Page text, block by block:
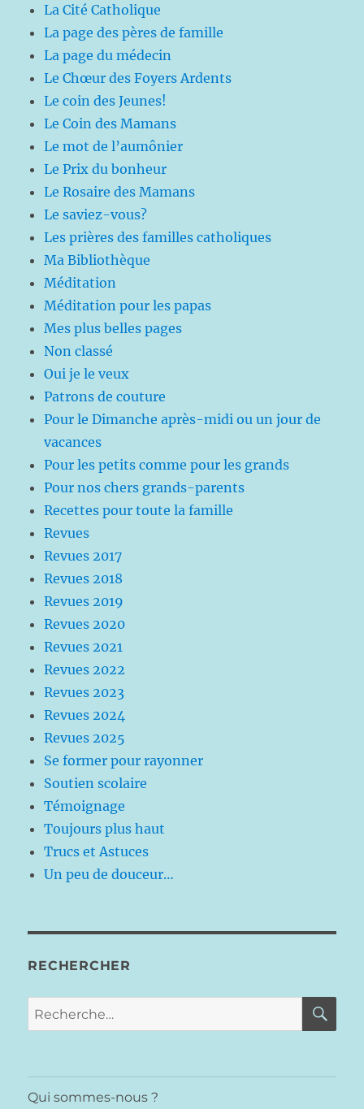
La Cité Catholique
La page des pères de famille
La page du médecin
Le Chœur des Foyers Ardents
Le coin des Jeunes!
Le Coin des Mamans
Le mot de l’aumônier
Le Prix du bonheur
Le Rosaire des Mamans
Le saviez-vous?
Les prières des familles catholiques
Ma Bibliothèque
Méditation
Méditation pour les papas
Mes plus belles pages
Non classé
Oui je le veux
Patrons de couture
Pour le Dimanche après-midi ou un jour de
vacances
Pour les petits comme pour les grands
Pour nos chers grands-parents
Recettes pour toute la famille
Revues
Revues 2017
Revues 2018
Revues 2019
Revues 2020
Revues 2021
Revues 2022
Revues 2023
Revues 2024
Revues 2025
Se former pour rayonner
Soutien scolaire
Témoignage
Toujours plus haut
Trucs et Astuces
Un peu de douceur…
RECHERCHER
Recherche
pour :
Qui sommes-nous ?